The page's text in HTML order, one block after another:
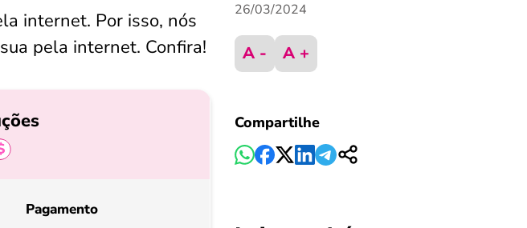
internet. Por isso, nós
pela internet. Confira!
Pagamento
26/03/2024
A - A +
Compartilhe